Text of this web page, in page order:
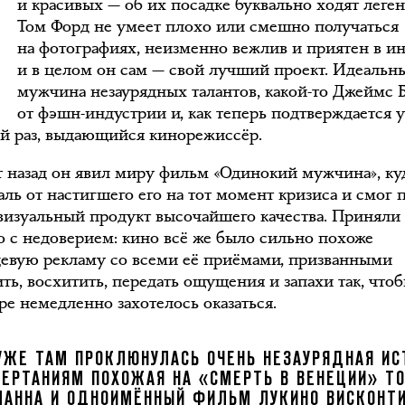
и красивых — об их посадке буквально ходят
Том Форд не умеет плохо или смешно получаться
на фотографиях, неизменно вежлив и приятен в
и в целом он сам — свой лучший проект.
мужчина незаурядных талантов, какой-то Джеймс
от фэшн-индустрии и, как теперь подтверждается
раз, выдающийся кинорежиссёр.
назад он явил миру фильм «Одинокий мужчина»,
от настигшего его на тот момент кризиса и смог
продукт высочайшего качества. Приняли
с недоверием: кино всё же было сильно похоже
рекламу со всеми её приёмами, призванными
восхитить, передать ощущения и запахи так,
немедленно захотелось оказаться.
ТАМ ПРОКЛЮНУЛАСЬ ОЧЕНЬ НЕЗАУРЯДНАЯ
ПОХОЖАЯ НА «СМЕРТЬ В ВЕНЕЦИИ»
И ОДНОИМЁННЫЙ ФИЛЬМ ЛУКИНО